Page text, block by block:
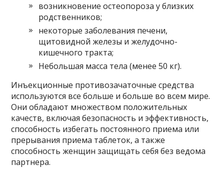
возникновение остеопороза у близких
родственников;
некоторые заболевания печени,
щитовидной железы и желудочно-
кишечного тракта;
Небольшая масса тела (менее 50 кг).
Инъекционные противозачаточные средства
используются все больше и больше во всем мире.
Они обладают множеством положительных
качеств, включая безопасность и эффективность,
способность избегать постоянного приема или
прерывания приема таблеток, а также
способность женщин защищать себя без ведома
партнера.